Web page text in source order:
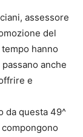
assessore
del
hanno
anche
e
da questa 49^